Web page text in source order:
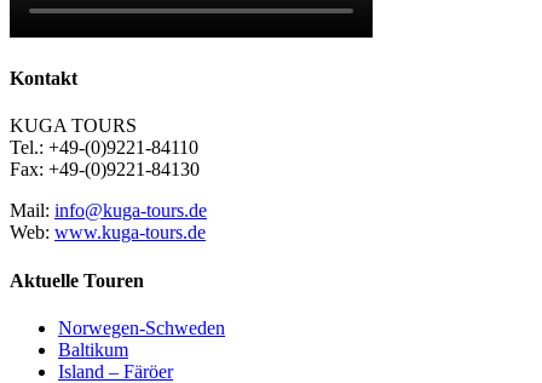
Kontakt
KUGA TOURS
Tel.: +49-(0)9221-84110
Fax: +49-(0)9221-84130
Mail: info@kuga-tours.de
Web: www.kuga-tours.de
Aktuelle Touren
Norwegen-Schweden
Baltikum
Island – Färöer